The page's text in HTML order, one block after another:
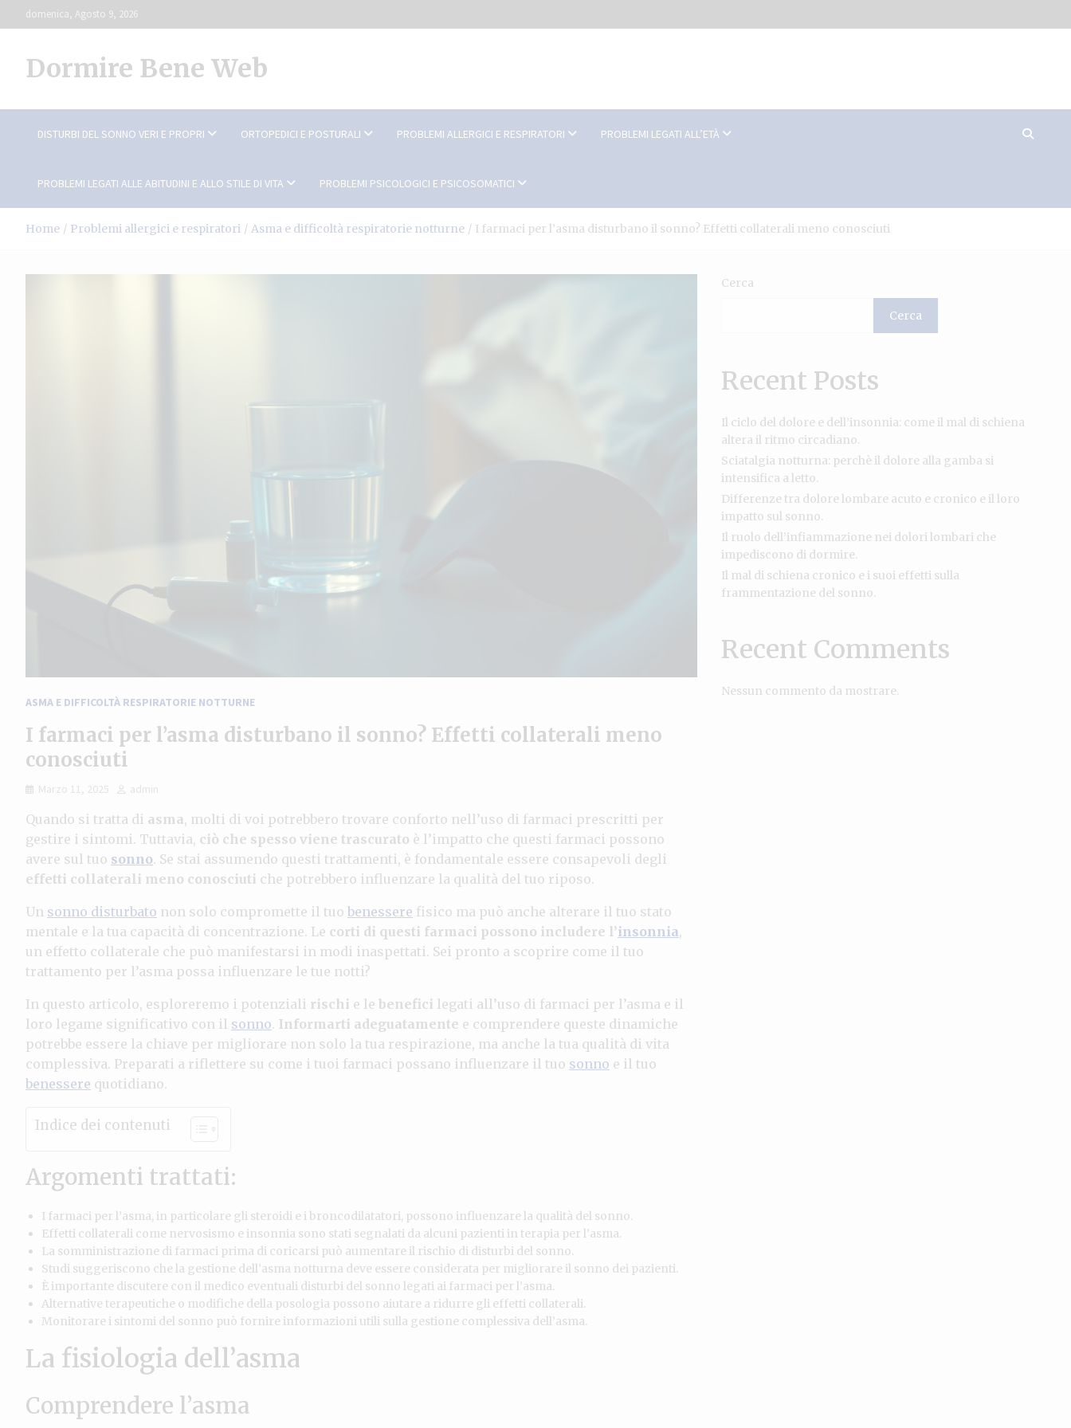
to
domenica, Agosto 9, 2026
Dormire Bene Web
DISTURBI DEL SONNO VERI E PROPRI ORTOPEDICI E POSTURALI PROBLEMI ALLERGICI E RESPIRATORI PROBLEMI LEGATI ALL’ETÀ
PROBLEMI LEGATI ALLE ABITUDINI E ALLO STILE DI VITA PROBLEMI PSICOLOGICI E PSICOSOMATICI
Home Problemi allergici e respiratori Asma e difficoltà respiratorie notturne I farmaci per l’asma disturbano il sonno? Effetti collaterali meno conosciuti
ASMA E DIFFICOLTÀ RESPIRATORIE NOTTURNE
I farmaci per l’asma disturbano il sonno? Effetti collaterali meno
conosciuti
Marzo 11, 2025 admin
Quando si tratta di asma, molti di voi potrebbero trovare conforto nell’uso di farmaci prescritti per
gestire i sintomi. Tuttavia, ciò che spesso viene trascurato è l’impatto che questi farmaci possono
avere sul tuo sonno. Se stai assumendo questi trattamenti, è fondamentale essere consapevoli degli
effetti collaterali meno conosciuti che potrebbero influenzare la qualità del tuo riposo.
Un sonno disturbato non solo compromette il tuo benessere fisico ma può anche alterare il tuo stato
mentale e la tua capacità di concentrazione. Le corti di questi farmaci possono includere l’insonnia,
un effetto collaterale che può manifestarsi in modi inaspettati. Sei pronto a scoprire come il tuo
trattamento per l’asma possa influenzare le tue notti?
In questo articolo, esploreremo i potenziali rischi e le benefici legati all’uso di farmaci per l’asma e il
loro legame significativo con il sonno. Informarti adeguatamente e comprendere queste dinamiche
potrebbe essere la chiave per migliorare non solo la tua respirazione, ma anche la tua qualità di vita
complessiva. Preparati a riflettere su come i tuoi farmaci possano influenzare il tuo sonno e il tuo
benessere quotidiano.
Indice dei contenuti
Argomenti trattati:
I farmaci per l’asma, in particolare gli steroidi e i broncodilatatori, possono influenzare la qualità del sonno.
Effetti collaterali come nervosismo e insonnia sono stati segnalati da alcuni pazienti in terapia per l’asma.
La somministrazione di farmaci prima di coricarsi può aumentare il rischio di disturbi del sonno.
Studi suggeriscono che la gestione dell’asma notturna deve essere considerata per migliorare il sonno dei pazienti.
È importante discutere con il medico eventuali disturbi del sonno legati ai farmaci per l’asma.
Alternative terapeutiche o modifiche della posologia possono aiutare a ridurre gli effetti collaterali.
Monitorare i sintomi del sonno può fornire informazioni utili sulla gestione complessiva dell’asma.
La fisiologia dell’asma
Comprendere l’asma
Cerca
Cerca
Recent Posts
Il ciclo del dolore e dell’insonnia: come il mal di schiena
altera il ritmo circadiano.
Sciatalgia notturna: perchè il dolore alla gamba si
intensifica a letto.
Differenze tra dolore lombare acuto e cronico e il loro
impatto sul sonno.
Il ruolo dell’infiammazione nei dolori lombari che
impediscono di dormire.
Il mal di schiena cronico e i suoi effetti sulla
frammentazione del sonno.
Recent Comments
Nessun commento da mostrare.